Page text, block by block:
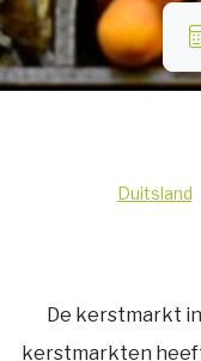
Duitsland
De kerstmarkt
kerstmarkten